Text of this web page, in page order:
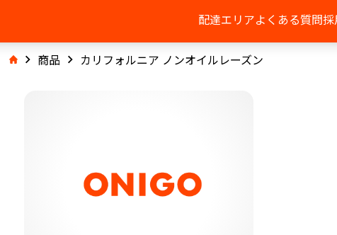
配達エリアよくある質問採
商品 カリフォルニア ノンオイルレーズン